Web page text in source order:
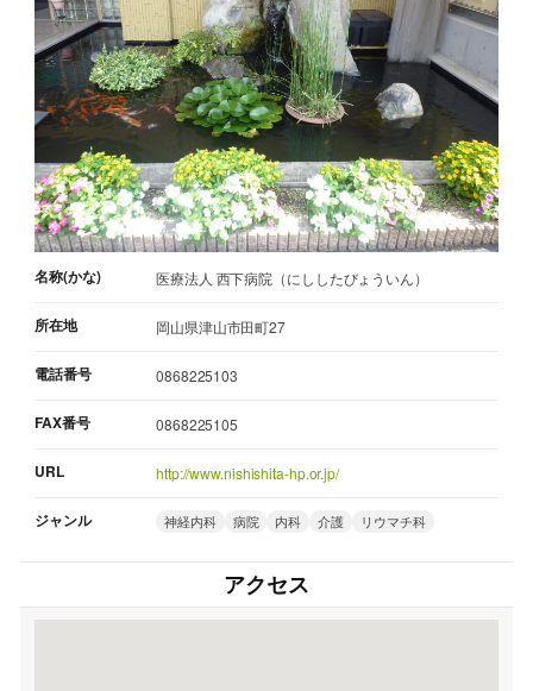
名称(かな) 医療法人 西下病院（にししたびょういん）
所在地 岡山県津山市田町27
電話番号 0868225103
FAX番号 0868225105
URL http://www.nishishita-hp.or.jp/
ジャンル 神経内科 病院 内科 介護 リウマチ科
アクセス